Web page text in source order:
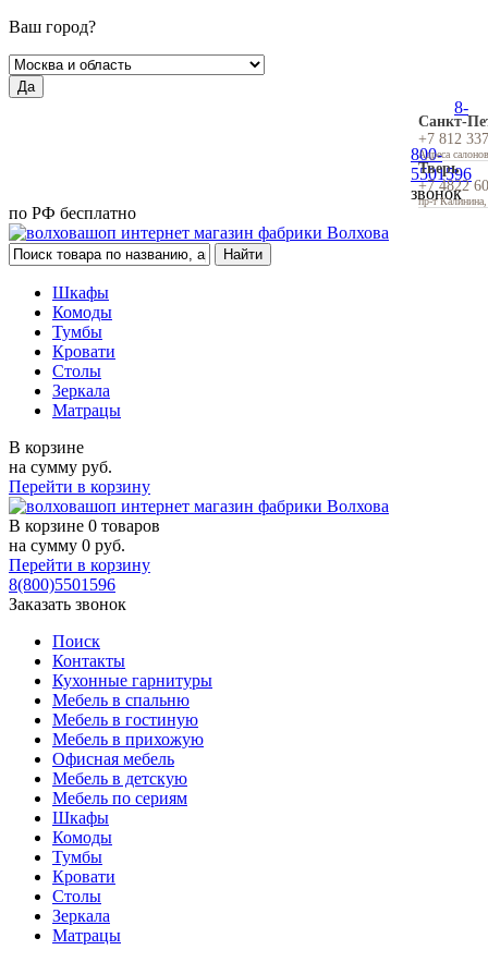
Ваш город?
Да
Санкт-
+7 812
Адреса
Тверь
+7 4822
пр-т
8-
800-
5501596
звонок
по РФ бесплатно
Шкафы
Комоды
Тумбы
Кровати
Столы
Зеркала
Матрацы
В корзине
на сумму руб.
Перейти в корзину
В корзине 0 товаров
на сумму 0 руб.
Перейти в корзину
8(800)5501596
Заказать звонок
Поиск
Контакты
Кухонные гарнитуры
Мебель в спальню
Мебель в гостиную
Мебель в прихожую
Офисная мебель
Мебель в детскую
Мебель по сериям
Шкафы
Комоды
Тумбы
Кровати
Столы
Зеркала
Матрацы